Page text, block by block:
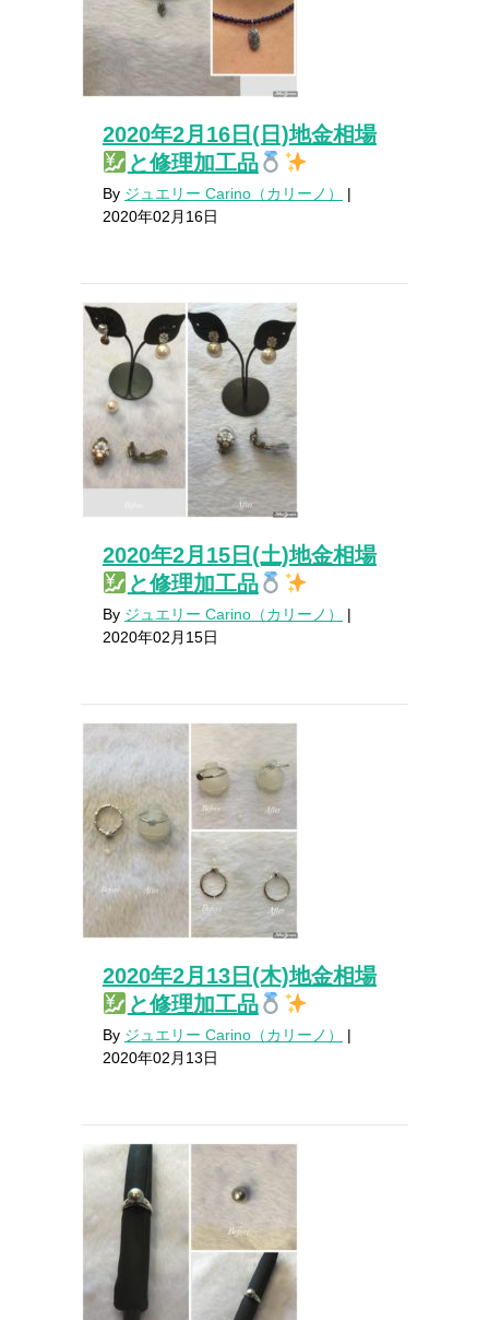
2020年2月16日(日)地金相場
と修理加工品
By ジュエリー Carino（カリーノ）
|
2020年02月16日
2020年2月15日(土)地金相場
と修理加工品
By ジュエリー Carino（カリーノ）
|
2020年02月15日
2020年2月13日(木)地金相場
と修理加工品
By ジュエリー Carino（カリーノ）
|
2020年02月13日